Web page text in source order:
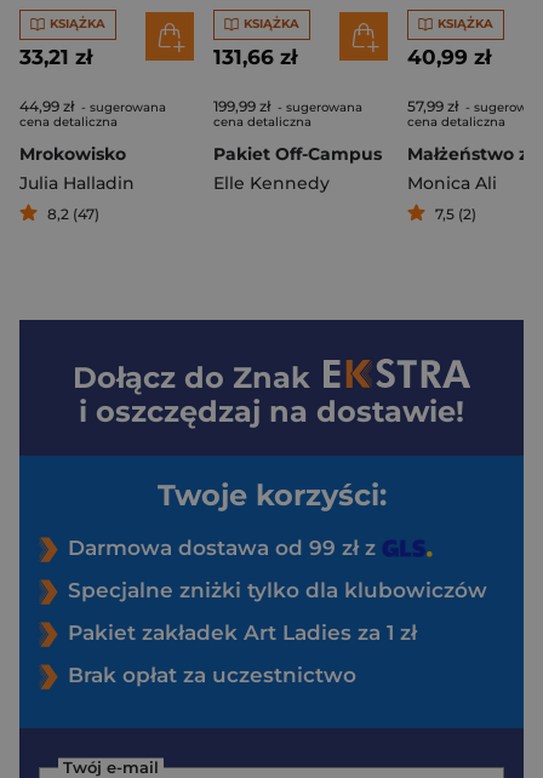
KSIĄŻKA
33,21 zł
44,99 zł - sugerowana
cena detaliczna
Mrokowisko
Julia Halladin
8,2 (47)
KSIĄŻKA
131,66 zł
199,99 zł - sugerowana
cena detaliczna
Pakiet Off-Campus
Elle Kennedy
KSIĄŻKA
40,99 zł
57,99 zł -
cena detaliczna
Monica Ali
7,5 (2)
Dołącz do Znak
i oszczędzaj na dostawie!
Twoje korzyści:
Darmowa dostawa od 99 zł z
Specjalne zniżki tylko dla klubowiczów
Pakiet zakładek Art Ladies za 1 zł
Brak opłat za uczestnictwo
Twój e-mail